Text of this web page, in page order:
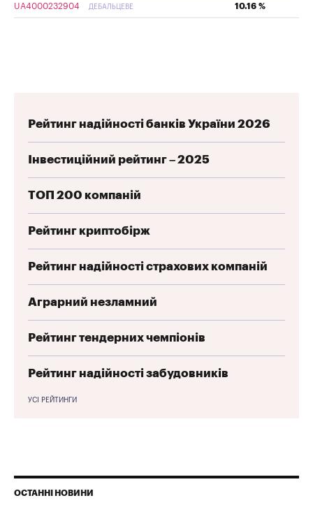
UA4000232904 ДЕБАЛЬЦЕВЕ 10.16 %
Рейтинг надійності банків України 2026
Інвестиційний рейтинг – 2025
ТОП 200 компаній
Рейтинг криптобірж
Рейтинг надійності страхових компаній
Аграрний незламний
Рейтинг тендерних чемпіонів
Рейтинг надійності забудовників
УСІ РЕЙТИНГИ
ОСТАННІ НОВИНИ